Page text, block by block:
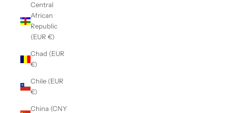
Central
African
Republic
(EUR €)
Chad (EUR
€)
Chile (EUR
€)
China (CNY